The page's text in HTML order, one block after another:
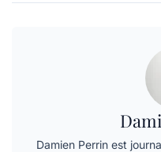
Damien Perrin est